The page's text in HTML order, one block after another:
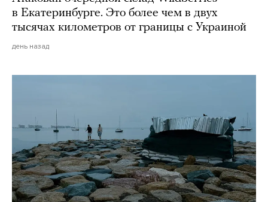
в Екатеринбурге. Это более чем в двух
тысячах километров от границы с Украиной
день назад